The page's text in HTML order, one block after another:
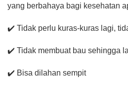
yang berbahaya bagi kesehatan
✔️ Tidak perlu kuras-kuras lagi,
✔️ Tidak membuat bau sehingga
✔️ Bisa dilahan sempit